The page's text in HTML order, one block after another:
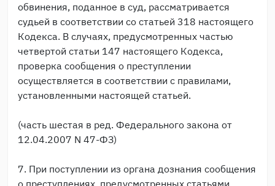
обвинения, поданное в суд, рассматривается
судьей в соответствии со статьей 318 настоящего
Кодекса. В случаях, предусмотренных частью
четвертой статьи 147 настоящего Кодекса,
проверка сообщения о преступлении
осуществляется в соответствии с правилами,
установленными настоящей статьей.
(часть шестая в ред. Федерального закона от
12.04.2007 N 47-ФЗ)
7. При поступлении из органа дознания сообщения
о преступлениях, предусмотренных статьями